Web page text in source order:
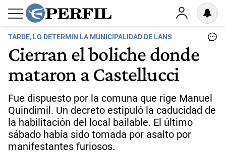
TARDE, LO DETERMIN LA MUNICIPALIDAD DE LANS
Cierran el boliche donde
mataron a Castellucci
Fue dispuesto por la comuna que rige Manuel
Quindimil. Un decreto estipuló la caducidad de
la habilitación del local bailable. El último
sábado había sido tomada por asalto por
manifestantes furiosos.